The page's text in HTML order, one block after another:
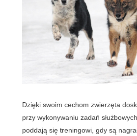
Dzięki swoim cechom zwierzęta
przy wykonywaniu zadań
poddają się treningowi, gdy są